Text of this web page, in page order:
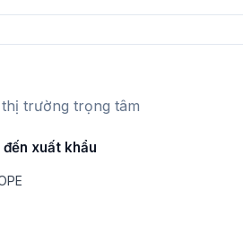
trường trọng tâm
xuất khẩu